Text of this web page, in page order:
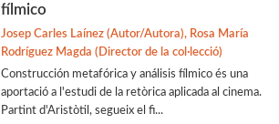
fílmico
Josep Carles Laínez (Autor/Autora), Rosa María
Rodríguez Magda (Director de la col·lecció)
Construcción metafórica y análisis fílmico és una
aportació a l'estudi de la retòrica aplicada al cinema.
Partint d'Aristòtil, segueix el fi...